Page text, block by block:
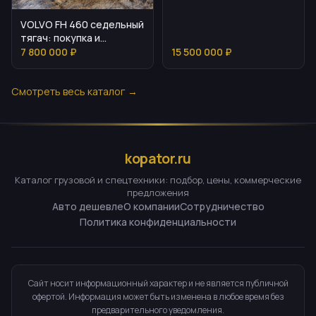
VOLVO FH 460 седельный
тягач: покупка и
преимущества
7 800 000 ₽ 15 500 000 ₽
Смотреть весь каталог →
kopator.ru
Каталог грузовой и спецтехники: подбор, цены, коммерческие
предложения
Авто дешевлеО компанииСотрудничество
Политика конфиденциальности
Сайт носит информационный характер и не является публичной
офертой. Информация может быть изменена в любое время без
предварительного уведомления.